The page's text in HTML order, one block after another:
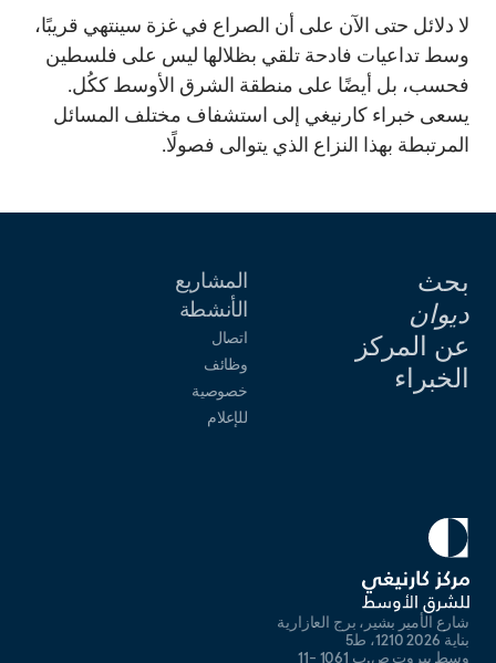
لا دلائل حتى الآن على أن الصراع في غزة سينتهي قريبًا،
وسط تداعيات فادحة تلقي بظلالها ليس على فلسطين
فحسب، بل أيضًا على منطقة الشرق الأوسط ككُل.
يسعى خبراء كارنيغي إلى استشفاف مختلف المسائل
المرتبطة بهذا النزاع الذي يتوالى فصولًا.
شارع الأمير بشير، برج العازارية
بناية 2026 1210، ط5
وسط بيروت ص.ب 1061 -11
بحث
ديوان
عن المركز
الخبراء
المشاريع
الأنشطة
اتصال
وظائف
خصوصية
للإعلام